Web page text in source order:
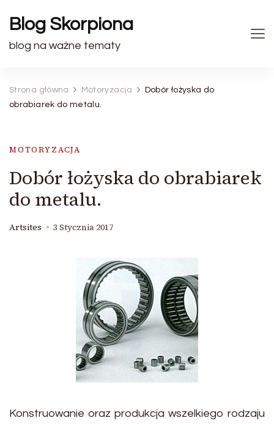
Blog Skorpiona
blog na ważne tematy
Strona główna Motoryzacja
Dobór łożyska do
obrabiarek do metalu.
MOTORYZACJA
Dobór łożyska do obrabiarek
do metalu.
Artsites 3 Stycznia 2017
Konstruowanie oraz produkcja wszelkiego rodzaju